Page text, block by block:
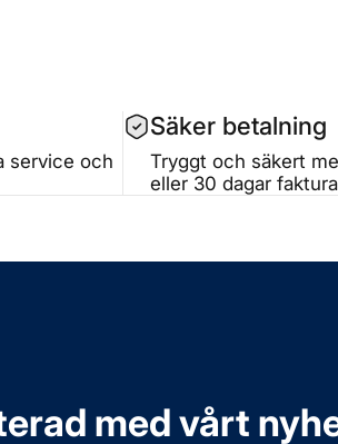
service och
Säker betalning
Tryggt och säkert
eller 30 dagar
med vårt